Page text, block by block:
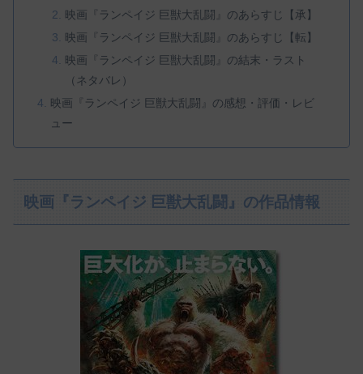
映画『ランペイジ 巨獣大乱闘』のあらすじ【承】
映画『ランペイジ 巨獣大乱闘』のあらすじ【転】
映画『ランペイジ 巨獣大乱闘』の結末・ラスト
（ネタバレ）
映画『ランペイジ 巨獣大乱闘』の感想・評価・レビ
ュー
映画『ランペイジ 巨獣大乱闘』の作品情報